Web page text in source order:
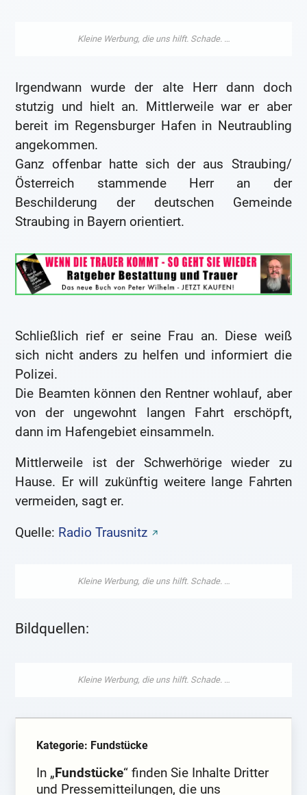
Irgendwann wurde der alte Herr dann doch
stutzig und hielt an. Mittlerweile war er aber
bereit im Regensburger Hafen in Neutraubling
angekommen.
Ganz offenbar hatte sich der aus Straubing/
Österreich stammende Herr an der
Beschilderung der deutschen Gemeinde
Straubing in Bayern orientiert.
Schließlich rief er seine Frau an. Diese weiß
sich nicht anders zu helfen und informiert die
Polizei.
Die Beamten können den Rentner wohlauf, aber
von der ungewohnt langen Fahrt erschöpft,
dann im Hafengebiet einsammeln.
Mittlerweile ist der Schwerhörige wieder zu
Hause. Er will zukünftig weitere lange Fahrten
vermeiden, sagt er.
Quelle: Radio Trausnitz
Bildquellen:
Kategorie: Fundstücke
In „Fundstücke“ finden Sie Inhalte Dritter
und Pressemitteilungen, die uns